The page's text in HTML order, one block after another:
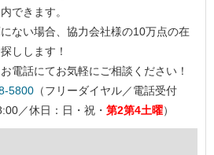
できます。
ない場合、協力会社様の10万点の在
しします！
電話にてお気軽にご相談ください！
5800 （フリーダイヤル／電話受付
／休日：日・祝・ 第2第4土曜）